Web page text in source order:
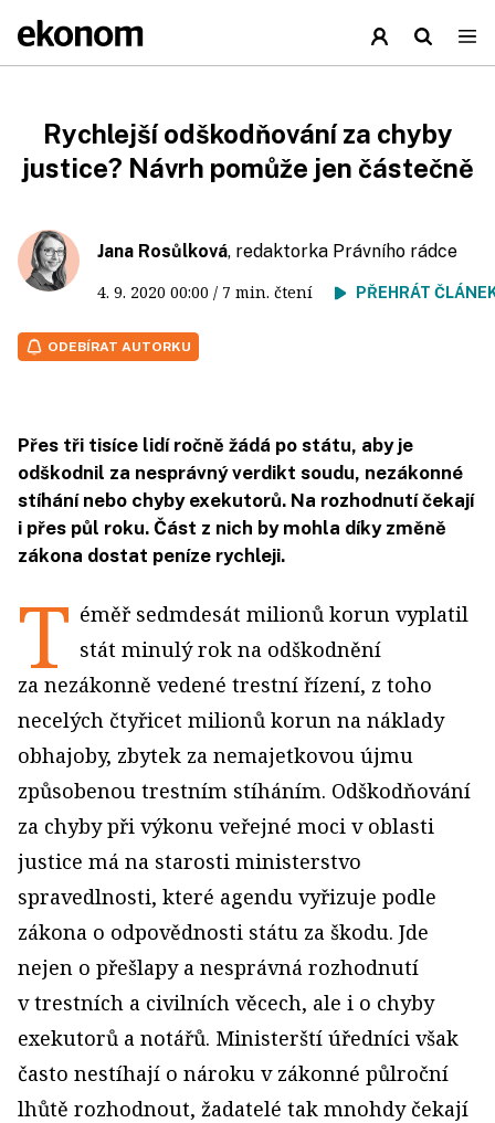
Rychlejší odškodňování za chyby
justice? Návrh pomůže jen částečně
Jana Rosůlková, redaktorka Právního rádce
4. 9. 2020 00:00 / 7 min. čtení PŘEHRÁT
ODEBÍRAT AUTORKU
Přes tři tisíce lidí ročně žádá po státu, aby je
odškodnil za nesprávný verdikt soudu, nezákonné
stíhání nebo chyby exekutorů. Na rozhodnutí čekají
i přes půl roku. Část z nich by mohla díky změně
zákona dostat peníze rychleji.
T éměř sedmdesát milionů korun vyplatil
stát minulý rok na odškodnění
za nezákonně vedené trestní řízení, z toho
necelých čtyřicet milionů korun na náklady
obhajoby, zbytek za nemajetkovou újmu
způsobenou trestním stíháním. Odškodňování
za chyby při výkonu veřejné moci v oblasti
justice má na starosti ministerstvo
spravedlnosti, které agendu vyřizuje podle
zákona o odpovědnosti státu za škodu. Jde
nejen o přešlapy a nesprávná rozhodnutí
v trestních a civilních věcech, ale i o chyby
exekutorů a notářů. Ministerští úředníci však
často nestíhají o nároku v zákonné půlroční
lhůtě rozhodnout, žadatelé tak mnohdy čekají